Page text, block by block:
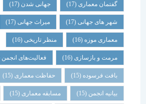
گفتمان معماری (17) جهانی شدن(17)
شهر های جهانی(17) میراث جهانی(17)
معماری موزه(16) منظر تاریخی (16)
مرمت و بازسازی(16) فعالیت‌های انجمن(16)
بافت فرسوده (15) حفاظت معماری (15)
بیانیه انجمن(15) مسابقه معماری (15) بهره